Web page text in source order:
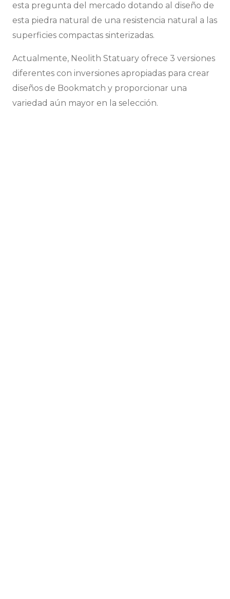
esta pregunta del mercado dotando al diseño de
esta piedra natural de una resistencia natural a las
superficies compactas sinterizadas.
Actualmente, Neolith Statuary ofrece 3 versiones
diferentes con inversiones apropiadas para crear
diseños de Bookmatch y proporcionar una
variedad aún mayor en la selección.